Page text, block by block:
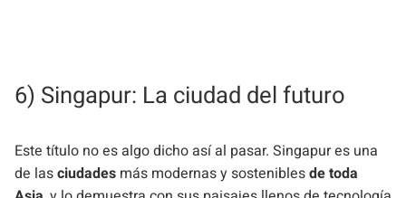
6) Singapur: La ciudad del futuro
Este título no es algo dicho así al pasar. Singapur es una
de lasciudades más modernas y sosteniblesde toda